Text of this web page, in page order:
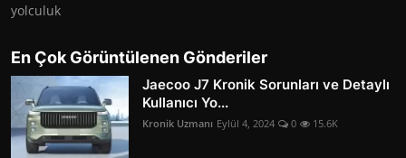
yolculuk
En Çok Görüntülenen Gönderiler
Jaecoo J7 Kronik Sorunları ve Detaylı
Kullanıcı Yo...
Kronik Uzmanı Eylül 4, 2024 0 15.6K